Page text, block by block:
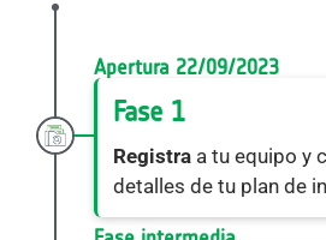
Apertura 22/09/2023
Fase 1
Registraa tu equipo y
detalles de tu plan de